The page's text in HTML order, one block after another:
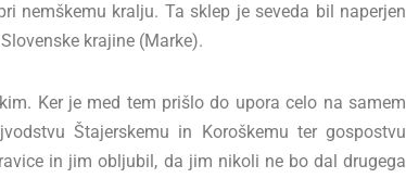
nemškemu kralju. Ta sklep je seveda bil naperjen
krajine (Marke).
Ker je med tem prišlo do upora celo na samem
Štajerskemu in Koroškemu ter gospostvu
in jim obljubil, da jim nikoli ne bo dal drugega